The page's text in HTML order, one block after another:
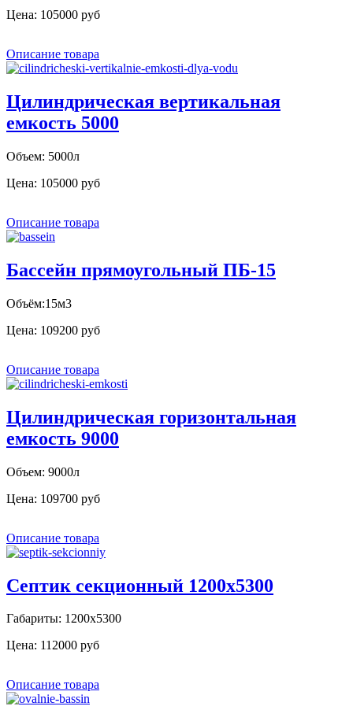
Цена: 105000 руб
Описание товара
Цилиндрическая вертикальная
емкость 5000
Объем: 5000л
Цена: 105000 руб
Описание товара
Бассейн прямоугольный ПБ-15
Объём:15м3
Цена: 109200 руб
Описание товара
Цилиндрическая горизонтальная
емкость 9000
Объем: 9000л
Цена: 109700 руб
Описание товара
Септик секционный 1200х5300
Габариты: 1200х5300
Цена: 112000 руб
Описание товара